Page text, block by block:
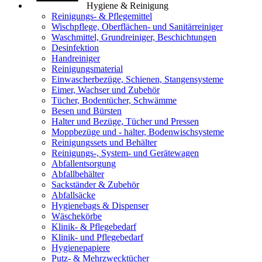
Hygiene & Reinigung
Reinigungs- & Pflegemittel
Wischpflege, Oberflächen- und Sanitärreiniger
Waschmittel, Grundreiniger, Beschichtungen
Desinfektion
Handreiniger
Reinigungsmaterial
Einwascherbezüge, Schienen, Stangensysteme
Eimer, Wachser und Zubehör
Tücher, Bodentücher, Schwämme
Besen und Bürsten
Halter und Bezüge, Tücher und Pressen
Moppbezüge und - halter, Bodenwischsysteme
Reinigungssets und Behälter
Reinigungs-, System- und Gerätewagen
Abfallentsorgung
Abfallbehälter
Sackständer & Zubehör
Abfallsäcke
Hygienebags & Dispenser
Wäschekörbe
Klinik- & Pflegebedarf
Klinik- und Pflegebedarf
Hygienepapiere
Putz- & Mehrzwecktücher